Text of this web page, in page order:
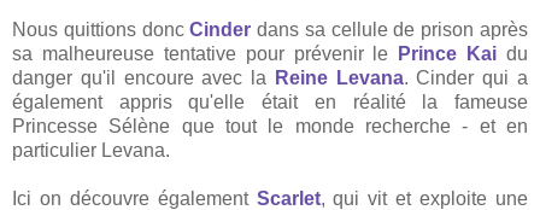
Nous quittions doncCinder dans sa cellule de prison après
sa malheureuse tentative pour prévenir le
Prince Kai du
danger qu'il encoure avec la
Reine Levana. Cinder qui a
également appris qu'elle était en réalité la fameuse
Princesse Sélène que tout le monde recherche - et en
particulier Levana.
Ici on découvre également Scarlet, qui vit et exploite une